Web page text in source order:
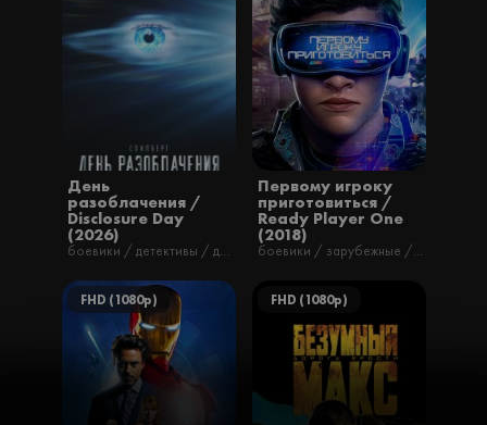
День
разоблачения /
Disclosure Day
(2026)
Первому игроку
приготовиться /
Ready Player One
(2018)
FHD (1080p) FHD (1080p)